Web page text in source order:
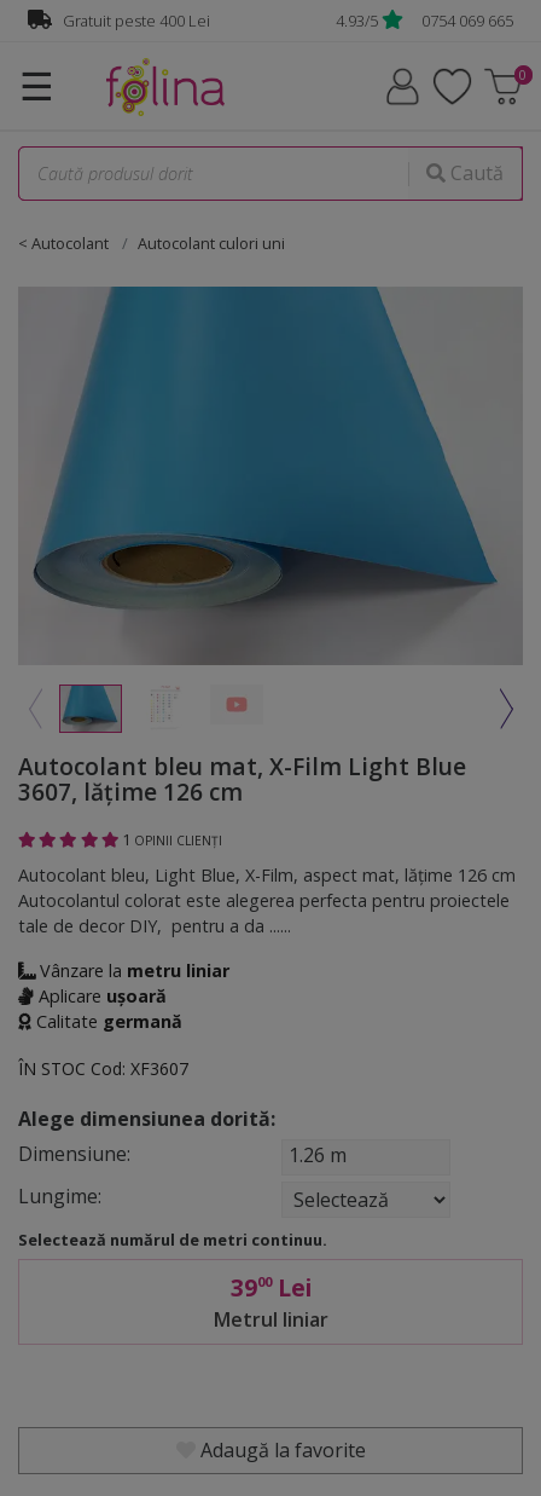
Gratuit peste 400 Lei 4.93/5 0754 069 665
☰
Caută
< Autocolant Autocolant culori uni
Autocolant bleu mat, X-Film Light Blue
3607, lățime 126 cm
1 OPINII CLIENȚI
Autocolant bleu, Light Blue, X-Film, aspect mat, lățime 126 cm
Autocolantul colorat este alegerea perfecta pentru proiectele
tale de decor DIY, pentru a da ......
Vânzare la metru liniar
Aplicare ușoară
Calitate germană
ÎN STOC Cod: XF3607
Alege dimensiunea dorită:
Dimensiune:
1.26 m
Lungime:
Selectează numărul de metri continuu.
3900Lei
Metrul liniar
Adaugă la favorite